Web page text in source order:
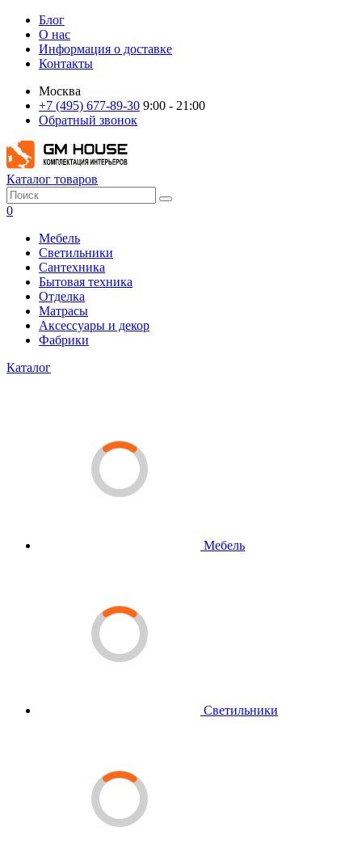
Блог
О нас
Информация о доставке
Контакты
Москва
+7 (495) 677-89-30 9:00 - 21:00
Обратный звонок
Каталог товаров
0
Мебель
Светильники
Сантехника
Бытовая техника
Отделка
Матрасы
Аксессуары и декор
Фабрики
Каталог
Мебель
Светильники